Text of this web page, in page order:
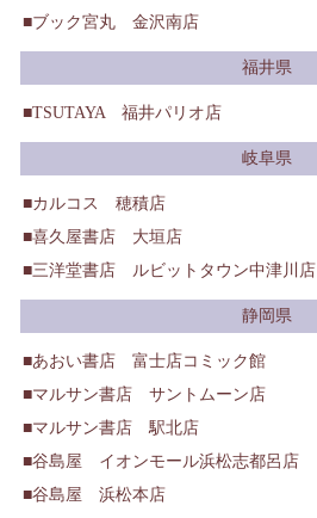
ブック宮丸 金沢南店
福井県
TSUTAYA 福井パリオ店
岐阜県
カルコス 穂積店
喜久屋書店 大垣店
三洋堂書店 ルビットタウン中津川店
静岡県
あおい書店 富士店コミック館
マルサン書店 サントムーン店
マルサン書店 駅北店
谷島屋 イオンモール浜松志都呂店
谷島屋 浜松本店